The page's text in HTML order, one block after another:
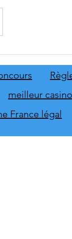
Homme
meilleur
France légal